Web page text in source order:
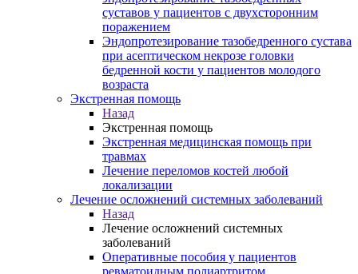
суставов у пациентов с двухсторонним
поражением
Эндопротезирование тазобедренного сустава
при асептическом некрозе головки
бедренной кости у пациентов молодого
возраста
Экстренная помощь
Назад
Экстренная помощь
Экстренная медицинская помощь при
травмах
Лечение переломов костей любой
локализации
Лечение осложнений системных заболеваний
Назад
Лечение осложнений системных
заболеваний
Оперативные пособия у пациентов
ревматоидным полиартритом